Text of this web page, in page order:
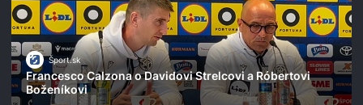
Šport.sk
Francesco Calzona o Davidovi Strelcovi a Róbertovi
Boženíkovi